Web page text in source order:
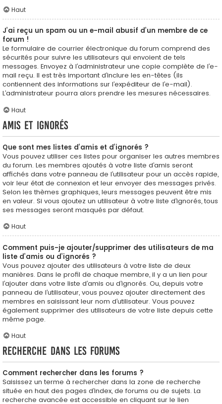
Haut
J’ai reçu un spam ou un e-mail abusif d’un membre de ce
forum !
Le formulaire de courrier électronique du forum comprend des
sécurités pour suivre les utilisateurs qui envoient de tels
messages. Envoyez à l’administrateur une copie complète de l’e-
mail reçu. Il est très important d’inclure les en-têtes (ils
contiennent des informations sur l’expéditeur de l’e-mail).
L’administrateur pourra alors prendre les mesures nécessaires.
Haut
Amis et ignorés
Que sont mes listes d’amis et d’ignorés ?
Vous pouvez utiliser ces listes pour organiser les autres membres
du forum. Les membres ajoutés à votre liste d’amis seront
affichés dans votre panneau de l’utilisateur pour un accès rapide,
voir leur état de connexion et leur envoyer des messages privés.
Selon les thèmes graphiques, leurs messages peuvent être mis
en valeur. Si vous ajoutez un utilisateur à votre liste d’ignorés, tous
ses messages seront masqués par défaut.
Haut
Comment puis-je ajouter/supprimer des utilisateurs de ma
liste d’amis ou d’ignorés ?
Vous pouvez ajouter des utilisateurs à votre liste de deux
manières. Dans le profil de chaque membre, il y a un lien pour
l’ajouter dans votre liste d’amis ou d’ignorés. Ou, depuis votre
panneau de l’utilisateur, vous pouvez ajouter directement des
membres en saisissant leur nom d’utilisateur. Vous pouvez
également supprimer des utilisateurs de votre liste depuis cette
même page.
Haut
Recherche dans les forums
Comment rechercher dans les forums ?
Saisissez un terme à rechercher dans la zone de recherche
située en haut des pages d’index, de forums ou de sujets. La
recherche avancée est accessible en cliquant sur le lien